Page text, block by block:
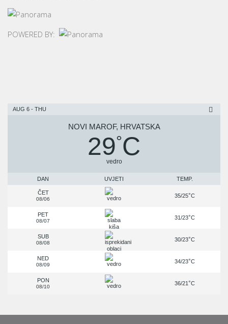
POWERED BY:
AUG 6 - THU
NOVI MAROF, HRVATSKA
29°C
vedro
DAN UVJETI TEMP.
ČET
08/06
35/25°C
PET
08/07
31/23°C
SUB
08/08
30/23°C
NED
08/09
34/23°C
PON
08/10
36/21°C